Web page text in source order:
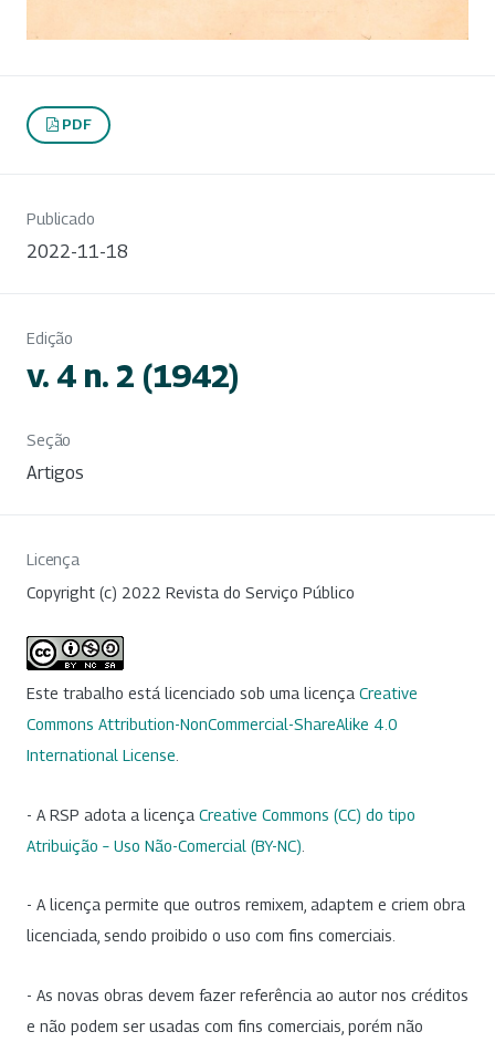
PDF
Publicado
2022-11-18
Edição
v. 4 n. 2 (1942)
Seção
Artigos
Licença
Copyright (c) 2022 Revista do Serviço Público
Este trabalho está licenciado sob uma licença Creative
Commons Attribution-NonCommercial-ShareAlike 4.0
International License
- A RSP adota a licença Creative Commons (CC) do tipo
Atribuição – Uso Não-Comercial (BY-NC)
- A licença permite que outros remixem, adaptem e criem obra
licenciada, sendo proibido o uso com fins comerciais.
- As novas obras devem fazer referência ao autor nos créditos
e não podem ser usadas com fins comerciais, porém não